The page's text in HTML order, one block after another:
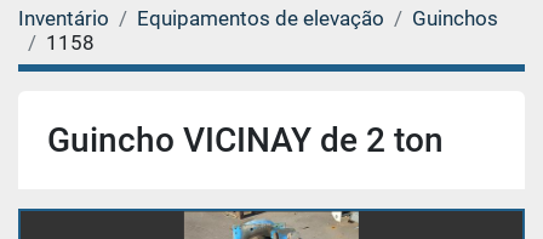
Inventário Equipamentos de elevação
Guinchos
1158
Guincho VICINAY de 2 ton